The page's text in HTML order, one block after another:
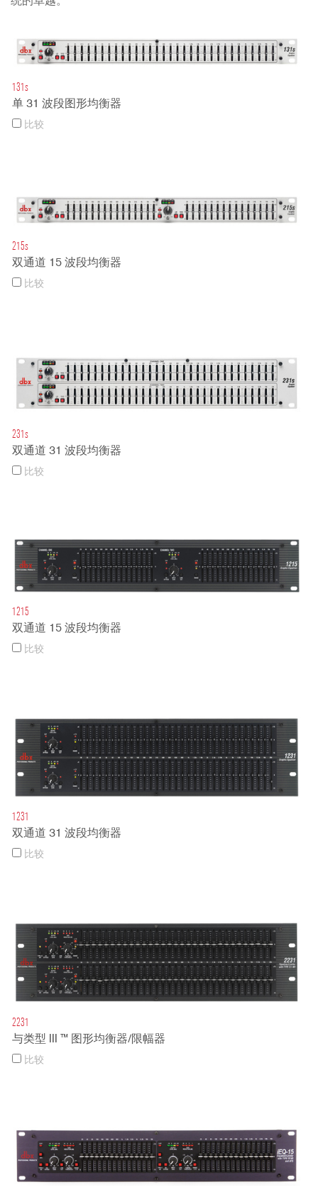
131s
单 31 波段图形均衡器
比较
215s
双通道 15 波段均衡器
比较
231s
双通道 31 波段均衡器
比较
1215
双通道 15 波段均衡器
比较
1231
双通道 31 波段均衡器
比较
2231
与类型 III ™ 图形均衡器/限幅器
比较